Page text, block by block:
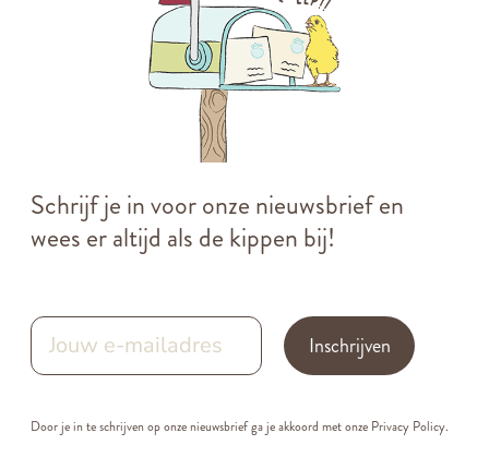
Schrijf je in voor onze nieuwsbrief en
wees er altijd als de kippen bij!
Inschrijven
Door je in te schrijven op onze nieuwsbrief ga je akkoord met onze Privacy Policy.